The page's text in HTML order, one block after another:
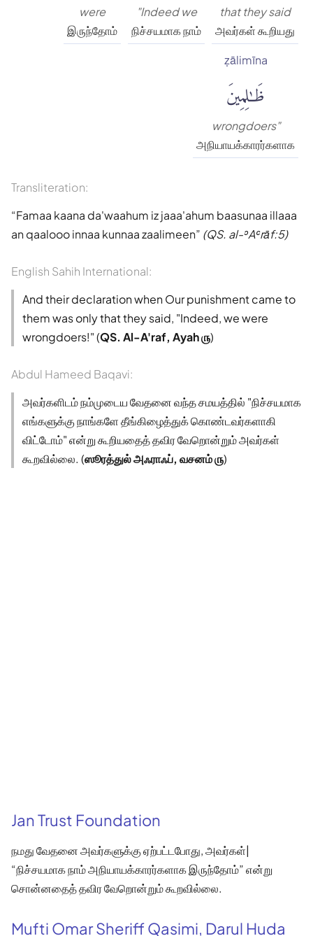
that they said
அவர்கள் கூறியது
"Indeed we
நிச்சயமாக நாம்
were
இருந்தோம்
ẓālimīna
ظَٰلِمِينَ
wrongdoers"
அநியாயக்காரர்களாக
Transliteration:
Famaa kaana da'waahum iz jaaa'ahum baasunaa illaaa
an qaalooo innaa kunnaa zaalimeen (QS. al-ʾAʿrāf:5)
English Sahih International:
And their declaration when Our punishment came to
them was only that they said, "Indeed, we were
wrongdoers!" (QS. Al-A'raf, Ayah ௫)
Abdul Hameed Baqavi:
அவர்களிடம் நம்முடைய வேதனை வந்த சமயத்தில் "நிச்சயமாக
எங்களுக்கு நாங்களே தீங்கிழைத்துக் கொண்டவர்களாகி
விட்டோம்" என்று கூறியதைத் தவிர வேறொன்றும் அவர்கள்
கூறவில்லை. (ஸூரத்துல் அஃராஃப், வசனம் ௫)
Jan Trust Foundation
நமது வேதனை அவர்களுக்கு ஏற்பட்டபோது, அவர்கள்|
“நிச்சயமாக நாம் அநியாயக்காரர்களாக இருந்தோம்” என்று
சொன்னதைத் தவிர வேறொன்றும் கூறவில்லை.
Mufti Omar Sheriff Qasimi, Darul Huda